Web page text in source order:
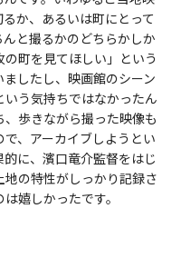
か、あるいは町にとって
と撮るかのどちらかしか
町を見てほしい」という
したし、映画館のシーン
う気持ちではなかったん
歩きながら撮った映像も
、アーカイブしようとい
に、濱口竜介監督をはじ
の特性がしっかり記録さ
嬉しかったです。